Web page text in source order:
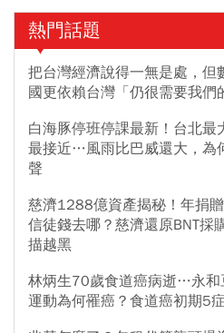
熱門話題
把台灣經濟說得一無是處，但
國更依賴台灣「仍很需要我們
白海豚停班停課最新！台北
最接近…風雨比巴威還大，為
聲
慈濟1288億資產揭秘！年捐
信徒錢去哪？慈濟還原BNT採
描越黑
林炳生70歲食道癌病逝…永
運動為何罹癌？食道癌初期5